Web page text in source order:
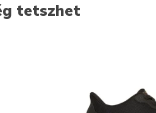
tetszhet